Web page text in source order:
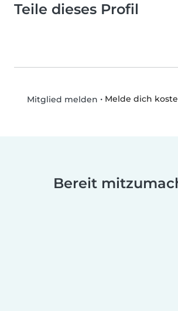
Teile dieses Profil
Mitglied melden • Melde dich
Bereit